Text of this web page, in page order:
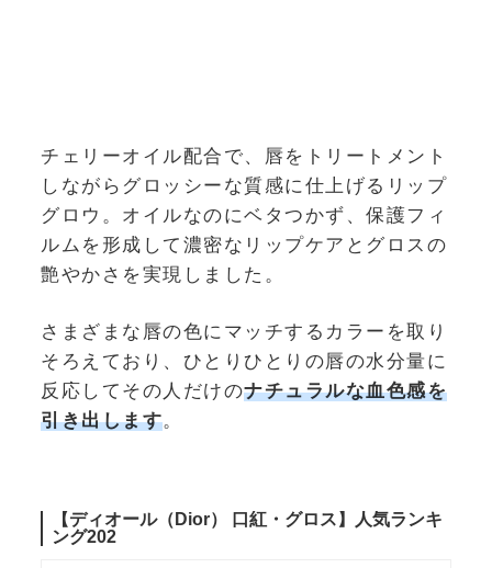
チェリーオイル配合で、唇をトリートメント
しながらグロッシーな質感に仕上げるリップ
グロウ。オイルなのにベタつかず、保護フィ
ルムを形成して濃密なリップケアとグロスの
艶やかさを実現しました。
さまざまな唇の色にマッチするカラーを取り
そろえており、ひとりひとりの唇の水分量に
反応してその人だけのナチュラルな血色感を
引き出します。